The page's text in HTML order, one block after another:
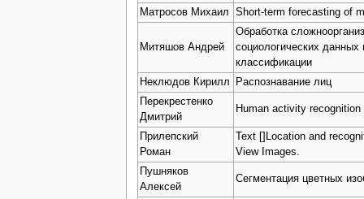
Матросов Михаил
Short-term forecasting of
Митяшов Андрей
Обработка
социологических данных
классификации
Неклюдов Кирилл
Распознавание лиц
Перекрестенко
Дмитрий
Human activity recognition
Прилепский
Роман
Text []Location and
View Images.
Пушняков
Алексей
Сегментация цветных